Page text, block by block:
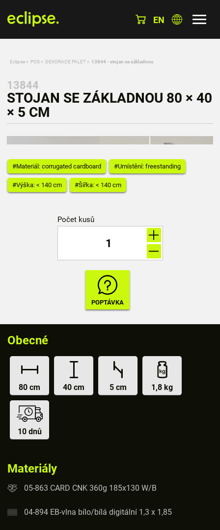
EN
Eclipse » POS » DEKORACE PALET » 13844 - stojan se základnou
13844
STOJAN SE ZÁKLADNOU 80 × 40
× 5 CM
#Materiál: corrugated cardboard #Umístění: freestanding
#Výška: < 140 cm #Šířka: < 140 cm
Počet kusů
Obecné
80 cm 40 cm 5 cm 1,8 kg
10 dnů
Materiály
05-863 CARD CNK 360g 185x130 W/B
04-894 EB-vlna bílo/bílá digitální 1,3 x 1,85